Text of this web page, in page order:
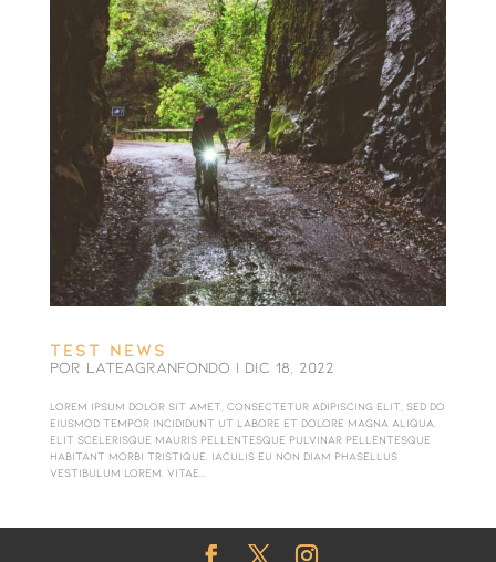
TEST NEWS
por LaTeaGranFondo | Dic 18, 2022
Lorem ipsum dolor sit amet, consectetur adipiscing elit, sed do
eiusmod tempor incididunt ut labore et dolore magna aliqua.
Elit scelerisque mauris pellentesque pulvinar pellentesque
habitant morbi tristique. Iaculis eu non diam phasellus
vestibulum lorem. Vitae...